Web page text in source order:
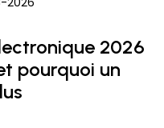
2026
pourquoi un